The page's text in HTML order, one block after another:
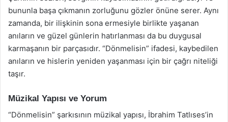
bununla başa çıkmanın zorluğunu gözler önüne serer. Aynı
zamanda, bir ilişkinin sona ermesiyle birlikte yaşanan
anıların ve güzel günlerin hatırlanması da bu duygusal
karmaşanın bir parçasıdır. “Dönmelisin” ifadesi, kaybedilen
anıların ve hislerin yeniden yaşanması için bir çağrı niteliği
taşır.
Müzikal Yapısı ve Yorum
“Dönmelisin” şarkısının müzikal yapısı, İbrahim Tatlıses’in